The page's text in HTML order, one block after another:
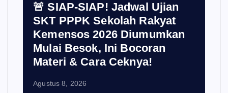
🚨 SIAP-SIAP! Jadwal Ujian
SKT PPPK Sekolah Rakyat
Kemensos 2026 Diumumkan
Mulai Besok, Ini Bocoran
Materi & Cara Ceknya!
Agustus 8, 2026